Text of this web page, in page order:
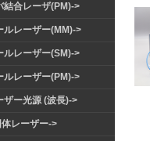
結合レーザ(PM)->
ルレーザー(MM)->
ルレーザー(SM)->
ルレーザー(PM)->
ザー光源 (波長)->
体レーザー->